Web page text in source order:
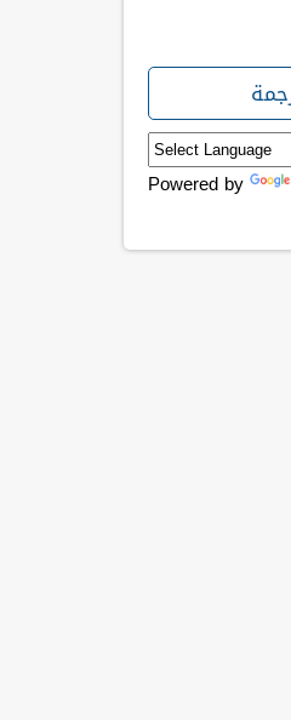
Powered by